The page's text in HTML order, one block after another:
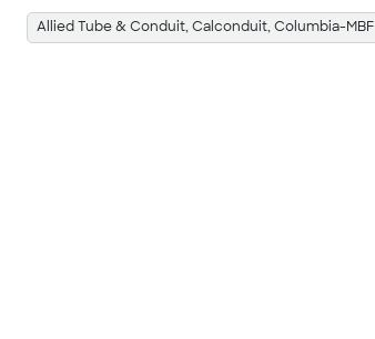
Allied Tube & Conduit, Calconduit, Columbia-MBF